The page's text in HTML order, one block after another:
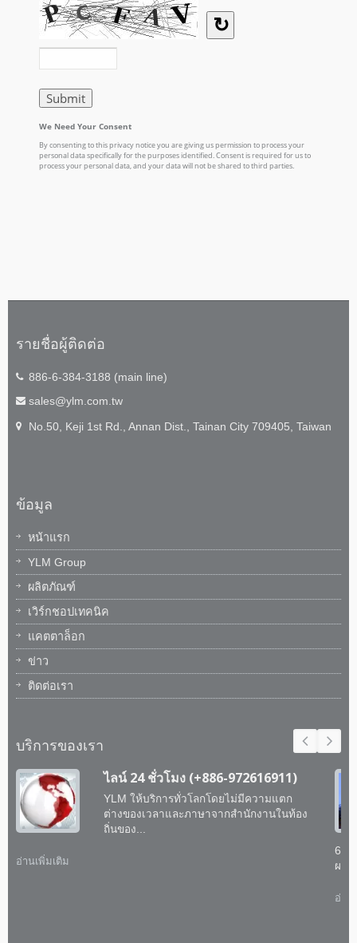
รายชื่อผู้ติดต่อ
886-6-384-3188 (main line)
sales@ylm.com.tw
No.50, Keji 1st Rd., Annan Dist., Tainan City 709405, Taiwan
ข้อมูล
หน้าแรก
YLM Group
ผลิตภัณฑ์
เวิร์กชอปเทคนิค
แคตตาล็อก
ข่าว
ติดต่อเรา
บริการของเรา
ไลน์ 24 ชั่วโมง (+886-972616911)
YLM ให้บริการทั่วโลกโดยไม่มีความแตก
ต่างของเวลาและภาษาจากสำนักงานในท้อง
ถิ่นของ...
อ่านเพิ่มเติม
60
ผสา
อ่าน